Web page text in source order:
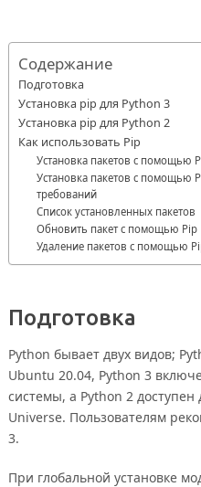
Содержание
Подготовка
Установка pip для Python 3
Установка pip для Python 2
Как использовать Pip
Установка пакетов с помощью
Установка пакетов с помощью
требований
Список установленных пакетов
Обновить пакет с помощью Pip
Удаление пакетов с помощью
Подготовка
Python бывает двух видов;
Ubuntu 20.04, Python 3
системы, а Python 2 доступен
Universe. Пользователям
3.
При глобальной установке